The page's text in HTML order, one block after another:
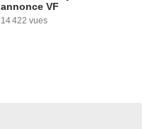
annonce VF
14 422 vues